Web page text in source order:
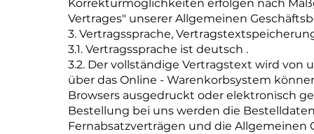
Korrekturmöglichkeiten erfolgen nach
Vertrages" unserer Allgemeinen
3. Vertragssprache,
3.1. Vertragssprache ist deutsch .
3.2. Der vollständige Vertragstext wird von
über das Online - Warenkorbsystem
Browsers ausgedruckt oder elektronisch
Bestellung bei uns werden die
Fernabsatzverträgen und die Allgemeinen